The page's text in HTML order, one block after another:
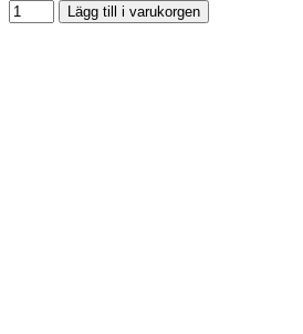
Lägg till i varukorgen